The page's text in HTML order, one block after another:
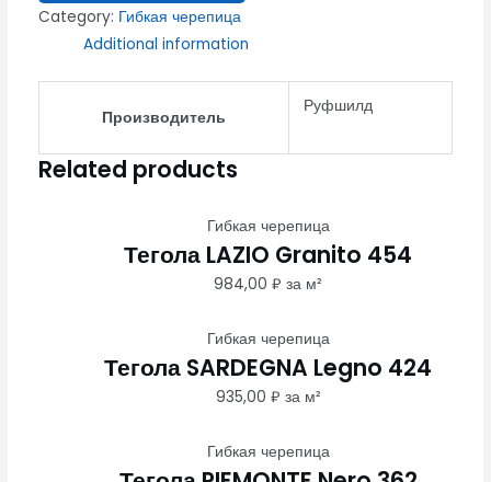
Category: Гибкая черепица
Additional information
Производитель
Руфшилд
Related products
Гибкая черепица
Тегола LAZIO Granito 454
984,00₽ за м²
Гибкая черепица
Тегола SARDEGNA Legno 424
935,00 ₽ за м²
Гибкая черепица